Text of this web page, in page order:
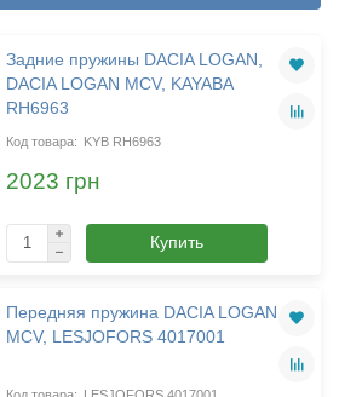
Задние пружины DACIA LOGAN,
DACIA LOGAN MCV, KAYABA
RH6963
KYB RH6963
2023 грн
Купить
Передняя пружина DACIA LOGAN
MCV, LESJOFORS 4017001
LESJOFORS 4017001